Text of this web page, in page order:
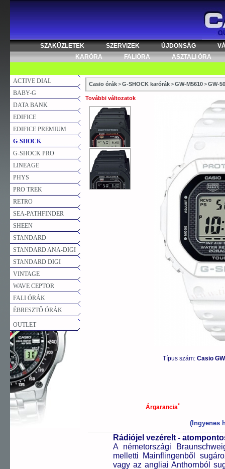
SZAKÜZLETEK SZERVIZEK ÚJDONSÁG
KARÓRA
FALIÓRA ASZTALI ÓRA
ACTIVE DIAL
BABY-G
DATA BANK
EDIFICE
EDIFICE PREMIUM
G-SHOCK
G-SHOCK PRO
LINEAGE
PHYS
PRO TREK
RETRO
SEA-PATHFINDER
SHEEN
STANDARD
STANDARD ANA-DIGI
STANDARD DIGI
VINTAGE
WAVE CEPTOR
FALI ÓRÁK
ÉBRESZTŐ ÓRÁK
OUTLET
Casio órák>G-SHOCK karórák>GW-M5610>GW-
További változatok
Típus szám: Casio
Árgarancia*
(Ingyenes
Rádiójel vezérelt -
A németországi
melletti Mainflingenből
vagy az angliai Anthornból